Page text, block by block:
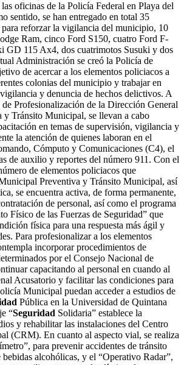
oficinas de la Policía Federal en Playa del
sentido, se han entregado en total 35
para reforzar la vigilancia del municipio, 10
Ram, cinco Ford S150, cuatro Ford F-
GD 115 Ax4, dos cuatrimotos Susuki y dos
Administración se creó la Policía de
de acercar a los elementos policiacos a
colonias del municipio y trabajar en
y denuncia de hechos delictivos. A
Profesionalización de la Dirección General
y Tránsito Municipal, se llevan a cabo
en temas de supervisión, vigilancia y
la atención de quienes laboran en el
Cómputo y Comunicaciones (C4), el
de auxilio y reportes del número 911. Con el
de elementos policiacos que
Preventiva y Tránsito Municipal, así
se encuentra activa, de forma permanente,
de personal, así como el programa
Físico de las Fuerzas de Seguridad” que
física para una respuesta más ágil y
Para profesionalizar a los elementos
incorporar procedimientos de
por el Consejo Nacional de
capacitando al personal en cuando al
Acusatorio y facilitar las condiciones para
Municipal puedan acceder a estudios de
Pública en la Universidad de Quintana
“Seguridad Solidaria” establece la
y rehabilitar las instalaciones del Centro
(CRM). En cuanto al aspecto vial, se realiza
para prevenir accidentes de tránsito
alcohólicas, y el “Operativo Radar”,